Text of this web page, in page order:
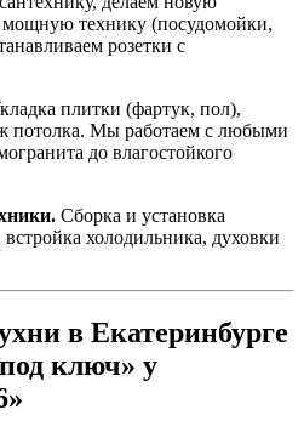
мощную технику (посудомойки,
розетки с
плитки (фартук, пол),
потолка. Мы работаем с любыми
до влагостойкого
Сборка и установка
холодильника, духовки
в Екатеринбурге
ключ» у